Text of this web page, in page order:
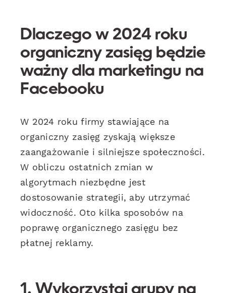
Dlaczego w 2024 roku
organiczny zasięg będzie
ważny dla marketingu na
Facebooku
W 2024 roku firmy stawiające na
organiczny zasięg zyskają większe
zaangażowanie i silniejsze społeczności.
W obliczu ostatnich zmian w
algorytmach niezbędne jest
dostosowanie strategii, aby utrzymać
widoczność. Oto kilka sposobów na
poprawę organicznego zasięgu bez
płatnej reklamy.
1. Wykorzystaj grupy na